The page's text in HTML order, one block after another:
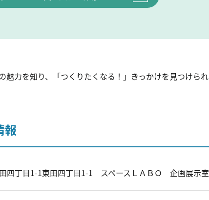
力を知り、「つくりたくなる！」きっかけを見つけられ
報
四丁目1-1東田四丁目1-1 スペースＬＡＢＯ 企画展示室